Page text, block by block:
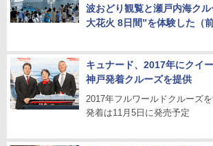
波おどり観覧と瀬戸内海ク
大花火 8日間”を体験した（前
キュナード、2017年にクイ
神戸発着クルーズを提供
2017年フルワールドクルーズ
発着は11月5日に発売予定